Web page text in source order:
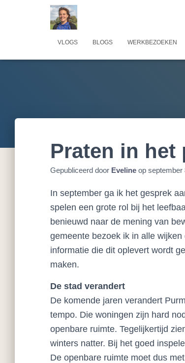
VLOGS BLOGS WERKBEZOEKEN
Praten in het
Gepubliceerd door Eveline op september
In september ga ik het gesprek
spelen een grote rol bij het
benieuwd naar de mening van
gemeente bezoek ik in alle
informatie die dit oplevert wordt
maken.
De stad verandert
De komende jaren verandert
tempo. Die woningen zijn hard
openbare ruimte. Tegelijkertijd
winters natter. Bij het goed
De openbare ruimte moet dus